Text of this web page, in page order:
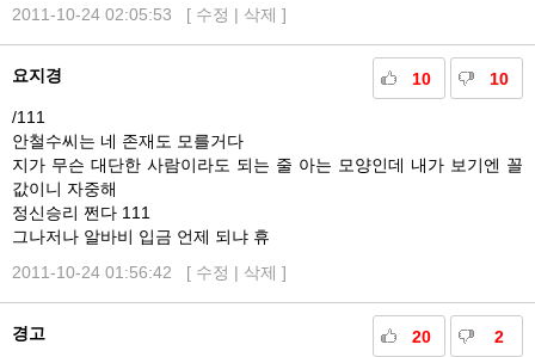
2011-10-24 02:05:53 [ 수정 | 삭제 ]
10 10
요지경
/111
안철수씨는 네 존재도 모를거다
지가 무슨 대단한 사람이라도 되는 줄 아는 모양인데 내가 보기엔 꼴
값이니 자중해
정신승리 쩐다 111
그나저나 알바비 입금 언제 되냐 휴
2011-10-24 01:56:42 [ 수정 | 삭제 ]
20 2
경고